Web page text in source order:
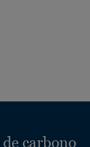
carbono